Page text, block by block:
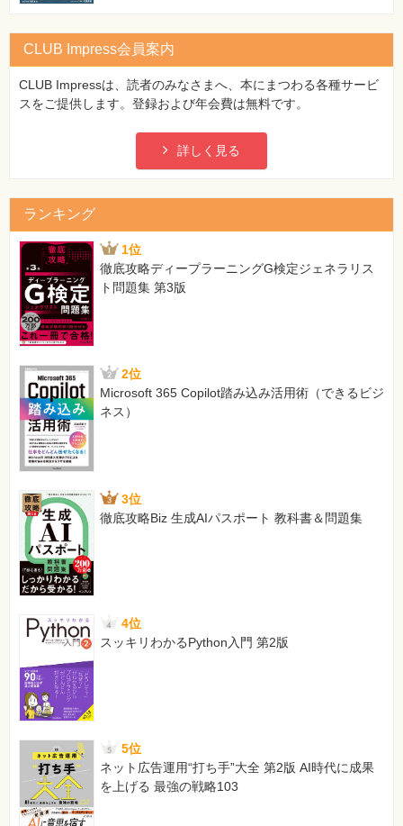
CLUB Impress会員案内
CLUB Impressは、読者のみなさまへ、本にまつわる各種サービ
スをご提供します。登録および年会費は無料です。
詳しく見る
ランキング
1位
徹底攻略ディープラーニングG検定ジェネラリス
ト問題集 第3版
2位
Microsoft 365 Copilot踏み込み活用術（できるビジ
ネス）
3位
徹底攻略Biz 生成AIパスポート 教科書＆問題集
4位
スッキリわかるPython入門 第2版
5位
ネット広告運用“打ち手”大全 第2版 AI時代に成果
を上げる 最強の戦略103